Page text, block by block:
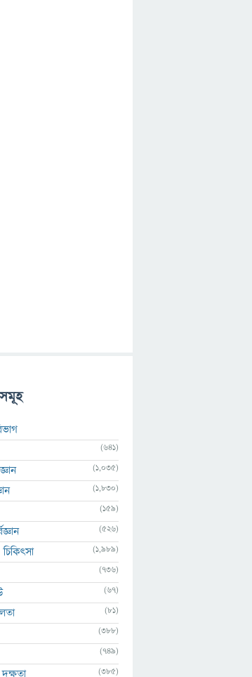
(641)
(1,035)
(1,830)
(159)
(526)
চিকিৎসা (1,989)
(736)
(67)
(81)
(388)
(749)
(385)